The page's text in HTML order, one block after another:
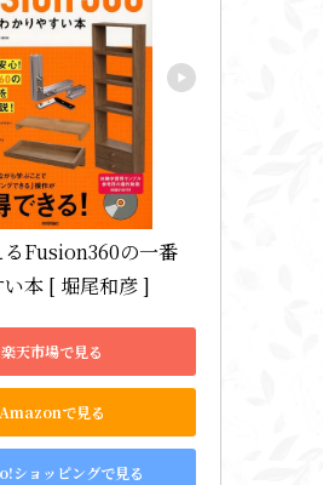
Fusion360の一番
本 [ 堀尾和彦 ]
楽天市場で見る
Amazonで見る
ショッピングで見る